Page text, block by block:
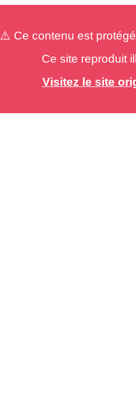
⚠️ Ce contenu est
Ce site reproduit
Visitez le site